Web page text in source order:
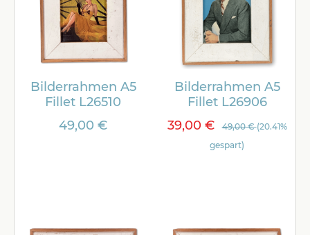
Bilderrahmen A5
Fillet L26510
49,00 €
Bilderrahmen A5
Fillet L26906
39,00 €
49,00 €(20.41%
gespart)